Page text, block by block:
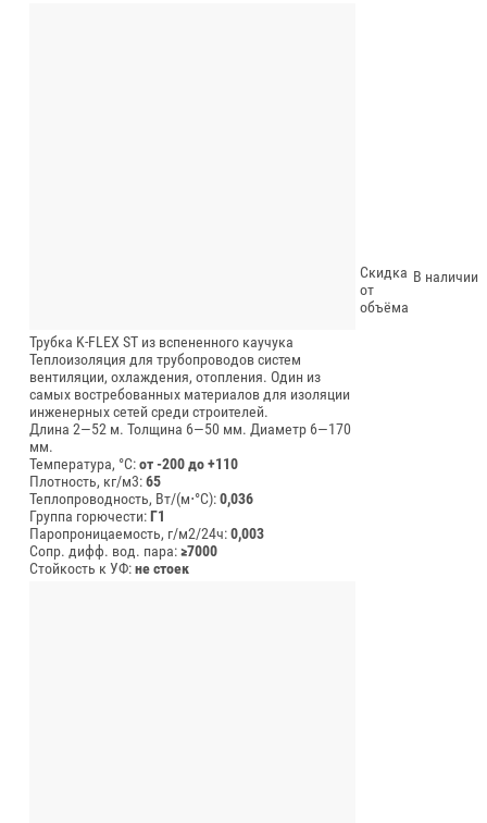
Трубка K-FLEX ST из вспененного каучука
Теплоизоляция для трубопроводов систем
вентиляции, охлаждения, отопления. Один из
самых востребованных материалов для изоляции
инженерных сетей среди строителей.
Длина 2—52 м. Толщина 6—50 мм. Диаметр 6—170
мм.
Температура, °C:от -200 до +110
Плотность, кг/м3:65
Теплопроводность, Вт/(м⋅°С):0,036
Группа горючести:Г1
Паропроницаемость, г/м2/24ч:0,003
Сопр. дифф. вод. пара:≥7000
Стойкость к УФ:не стоек
Скидка
от
объёма
В наличии